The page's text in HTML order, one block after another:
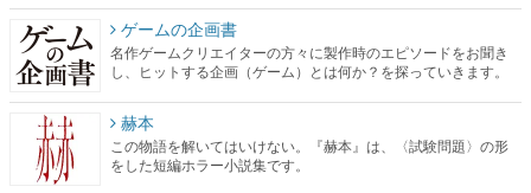
ゲームの企画書
名作ゲームクリエイターの方々に製作時のエピソードをお聞き
し、ヒットする企画（ゲーム）とは何か？を探っていきます。
赫本
この物語を解いてはいけない。『赫本』は、〈試験問題〉の形
をした短編ホラー小説集です。